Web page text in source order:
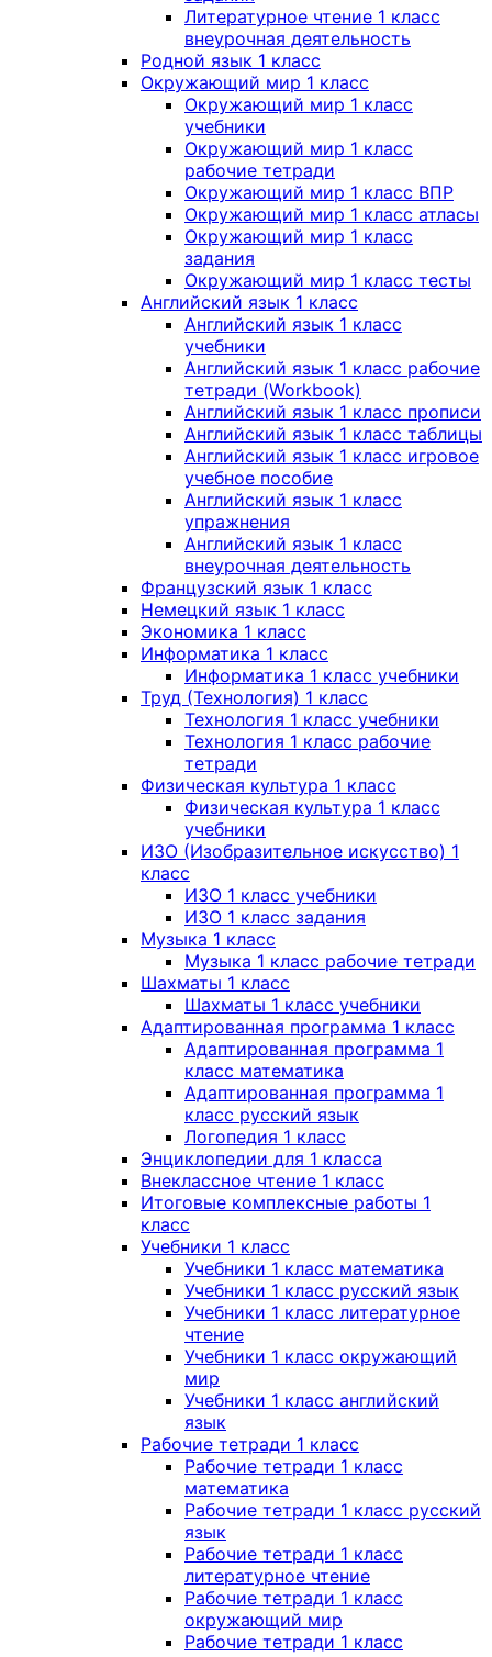
Литературное чтение 1 класс
внеурочная деятельность
Родной язык 1 класс
Окружающий мир 1 класс
Окружающий мир 1 класс
учебники
Окружающий мир 1 класс
рабочие тетради
Окружающий мир 1 класс ВПР
Окружающий мир 1 класс атласы
Окружающий мир 1 класс
задания
Окружающий мир 1 класс тесты
Английский язык 1 класс
Английский язык 1 класс
учебники
Английский язык 1 класс рабочие
тетради (Workbook)
Английский язык 1 класс прописи
Английский язык 1 класс таблицы
Английский язык 1 класс игровое
учебное пособие
Английский язык 1 класс
упражнения
Английский язык 1 класс
внеурочная деятельность
Французский язык 1 класс
Немецкий язык 1 класс
Экономика 1 класс
Информатика 1 класс
Информатика 1 класс учебники
Труд (Технология) 1 класс
Технология 1 класс учебники
Технология 1 класс рабочие
тетради
Физическая культура 1 класс
Физическая культура 1 класс
учебники
ИЗО (Изобразительное искусство) 1
класс
ИЗО 1 класс учебники
ИЗО 1 класс задания
Музыка 1 класс
Музыка 1 класс рабочие тетради
Шахматы 1 класс
Шахматы 1 класс учебники
Адаптированная программа 1 класс
Адаптированная программа 1
класс математика
Адаптированная программа 1
класс русский язык
Логопедия 1 класс
Энциклопедии для 1 класса
Внеклассное чтение 1 класс
Итоговые комплексные работы 1
класс
Учебники 1 класс
Учебники 1 класс математика
Учебники 1 класс русский язык
Учебники 1 класс литературное
чтение
Учебники 1 класс окружающий
мир
Учебники 1 класс английский
язык
Рабочие тетради 1 класс
Рабочие тетради 1 класс
математика
Рабочие тетради 1 класс русский
язык
Рабочие тетради 1 класс
литературное чтение
Рабочие тетради 1 класс
окружающий мир
Рабочие тетради 1 класс